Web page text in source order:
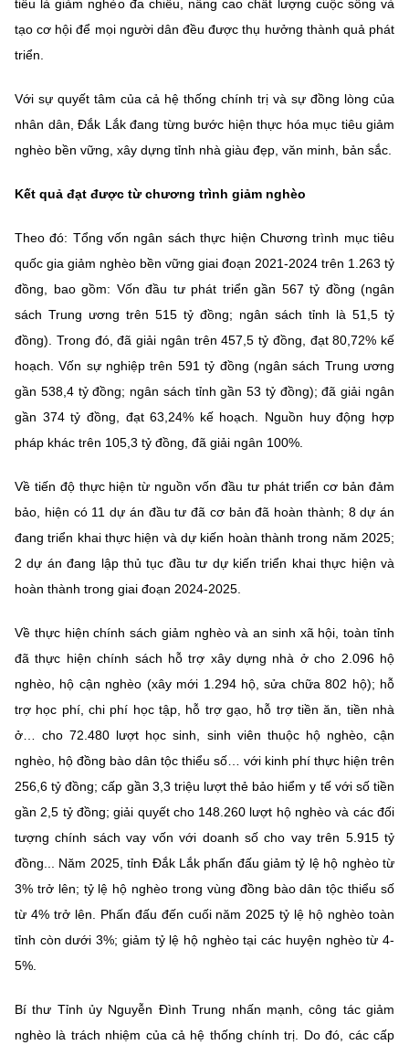
tiêu là giảm nghèo đa chiều, nâng cao chất lượng cuộc sống và
tạo cơ hội để mọi người dân đều được thụ hưởng thành quả phát
triển.
Với sự quyết tâm của cả hệ thống chính trị và sự đồng lòng của
nhân dân, Đắk Lắk đang từng bước hiện thực hóa mục tiêu giảm
nghèo bền vững, xây dựng tỉnh nhà giàu đẹp, văn minh, bản sắc.
Kết quả đạt được từ chương trình giảm nghèo
Theo đó: Tổng vốn ngân sách thực hiện Chương trình mục tiêu
quốc gia giảm nghèo bền vững giai đoạn 2021-2024 trên 1.263 tỷ
đồng, bao gồm: Vốn đầu tư phát triển gần 567 tỷ đồng (ngân
sách Trung ương trên 515 tỷ đồng; ngân sách tỉnh là 51,5 tỷ
đồng). Trong đó, đã giải ngân trên 457,5 tỷ đồng, đạt 80,72% kế
hoạch. Vốn sự nghiệp trên 591 tỷ đồng (ngân sách Trung ương
gần 538,4 tỷ đồng; ngân sách tỉnh gần 53 tỷ đồng); đã giải ngân
gần 374 tỷ đồng, đạt 63,24% kế hoạch. Nguồn huy động hợp
pháp khác trên 105,3 tỷ đồng, đã giải ngân 100%.
Về tiến độ thực hiện từ nguồn vốn đầu tư phát triển cơ bản đảm
bảo, hiện có 11 dự án đầu tư đã cơ bản đã hoàn thành; 8 dự án
đang triển khai thực hiện và dự kiến hoàn thành trong năm 2025;
2 dự án đang lập thủ tục đầu tư dự kiến triển khai thực hiện và
hoàn thành trong giai đoạn 2024-2025.
Về thực hiện chính sách giảm nghèo và an sinh xã hội, toàn tỉnh
đã thực hiện chính sách hỗ trợ xây dựng nhà ở cho 2.096 hộ
nghèo, hộ cận nghèo (xây mới 1.294 hộ, sửa chữa 802 hộ); hỗ
trợ học phí, chi phí học tập, hỗ trợ gạo, hỗ trợ tiền ăn, tiền nhà
ở… cho 72.480 lượt học sinh, sinh viên thuộc hộ nghèo, cận
nghèo, hộ đồng bào dân tộc thiểu số… với kinh phí thực hiện trên
256,6 tỷ đồng; cấp gần 3,3 triệu lượt thẻ bảo hiểm y tế với số tiền
gần 2,5 tỷ đồng; giải quyết cho 148.260 lượt hộ nghèo và các đối
tượng chính sách vay vốn với doanh số cho vay trên 5.915 tỷ
đồng... Năm 2025, tỉnh Đắk Lắk phấn đấu giảm tỷ lệ hộ nghèo từ
3% trở lên; tỷ lệ hộ nghèo trong vùng đồng bào dân tộc thiểu số
từ 4% trở lên. Phấn đấu đến cuối năm 2025 tỷ lệ hộ nghèo toàn
tỉnh còn dưới 3%; giảm tỷ lệ hộ nghèo tại các huyện nghèo từ 4-
5%.
Bí thư Tỉnh ủy Nguyễn Đình Trung nhấn mạnh, công tác giảm
nghèo là trách nhiệm của cả hệ thống chính trị. Do đó, các cấp